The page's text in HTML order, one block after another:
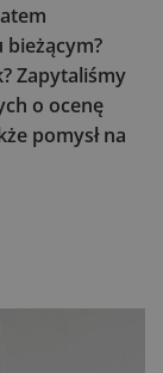
Zapytaliśmy
o ocenę
pomysł na